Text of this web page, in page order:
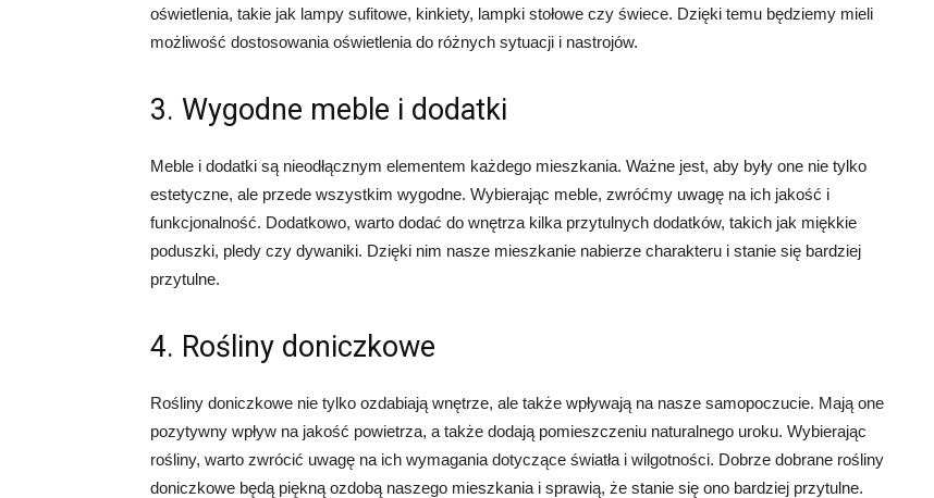
oświetlenia, takie jak lampy sufitowe, kinkiety, lampki stołowe czy świece. Dzięki temu będziemy mieli
możliwość dostosowania oświetlenia do różnych sytuacji i nastrojów.
3. Wygodne meble i dodatki
Meble i dodatki są nieodłącznym elementem każdego mieszkania. Ważne jest, aby były one nie tylko
estetyczne, ale przede wszystkim wygodne. Wybierając meble, zwróćmy uwagę na ich jakość i
funkcjonalność. Dodatkowo, warto dodać do wnętrza kilka przytulnych dodatków, takich jak miękkie
poduszki, pledy czy dywaniki. Dzięki nim nasze mieszkanie nabierze charakteru i stanie się bardziej
przytulne.
4. Rośliny doniczkowe
Rośliny doniczkowe nie tylko ozdabiają wnętrze, ale także wpływają na nasze samopoczucie. Mają one
pozytywny wpływ na jakość powietrza, a także dodają pomieszczeniu naturalnego uroku. Wybierając
rośliny, warto zwrócić uwagę na ich wymagania dotyczące światła i wilgotności. Dobrze dobrane rośliny
doniczkowe będą piękną ozdobą naszego mieszkania i sprawią, że stanie się ono bardziej przytulne.